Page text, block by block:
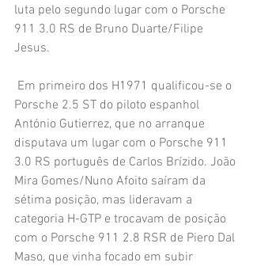
luta pelo segundo lugar com o Porsche
911 3.0 RS de Bruno Duarte/Filipe
Jesus.
Porsche 2.5 ST do piloto espanhol
António Gutierrez, que no arranque
disputava um lugar com o Porsche 911
3.0 RS português de Carlos Brízido. João
Mira Gomes/Nuno Afoito saíram da
sétima posição, mas lideravam a
categoria H-GTP e trocavam de posição
com o Porsche 911 2.8 RSR de Piero Dal
Maso, que vinha focado em subir